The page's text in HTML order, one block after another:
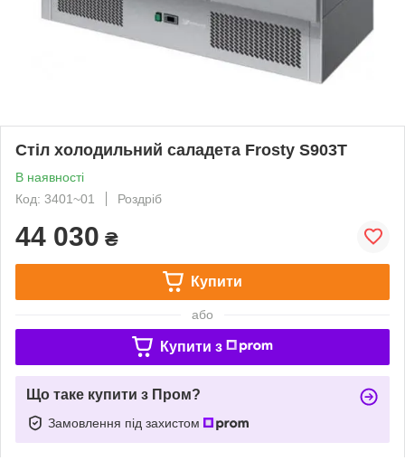
Стіл холодильний саладета Frosty S903T
В наявності
Код: 3401~01
Роздріб
44 030 ₴
Купити
або
Купити з
Що таке купити з Пром?
Замовлення під захистом